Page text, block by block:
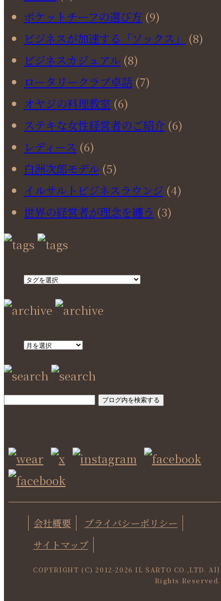
ポケットチーフの選び方 (9)
ビジネスが加速する「ソックス」
(8)
ビジネスカジュアル (8)
ロータリークラブ卓話 (7)
オヤジの料理教室 (6)
ステキな女性経営者のご紹介 (6)
レディース (6)
白洲次郎モデル (5)
イルサルトビジネスラウンジ (4)
世界の経営者が理念を纏う (3)
SEARCH
会社概要
プライバシーポリシー
サイトマップ
COPYRIGHT (C) 2012-2026 IL SARTO CO.,LTD. All
Rights Reserved.